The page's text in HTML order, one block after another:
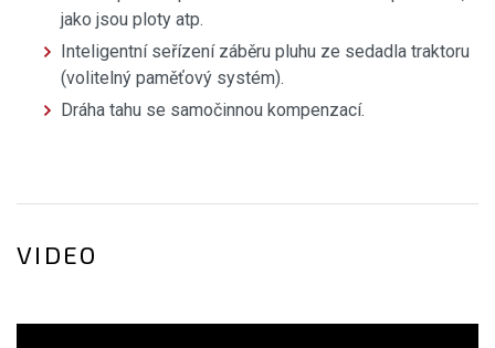
jako jsou ploty atp.
Inteligentní seřízení záběru pluhu ze sedadla traktoru
(volitelný paměťový systém).
Dráha tahu se samočinnou kompenzací.
VIDEO